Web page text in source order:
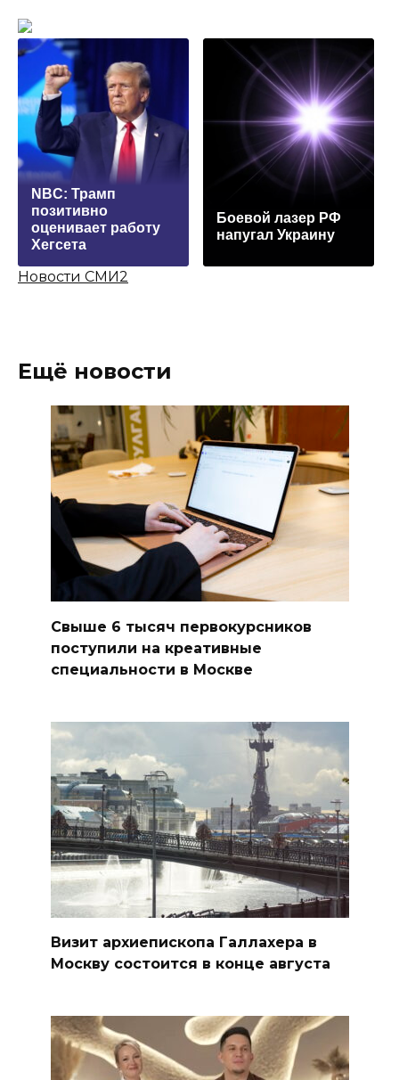
NBC: Трамп
позитивно
оценивает работу
Хегсета
Боевой лазер РФ
напугал Украину
Новости СМИ2
Ещё новости
Свыше 6 тысяч первокурсников
поступили на креативные
специальности в Москве
Визит архиепископа Галлахера в
Москву состоится в конце августа